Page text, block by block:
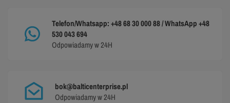
Telefon/Whatsapp: +48 68 30 000 88 / WhatsApp +48
530 043 694
Odpowiadamy w 24H
bok@balticenterprise.pl
Odpowiadamy w 24H